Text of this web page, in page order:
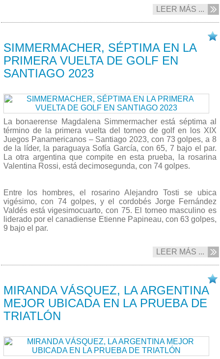
LEER MÁS ...
SIMMERMACHER, SÉPTIMA EN LA
PRIMERA VUELTA DE GOLF EN
SANTIAGO 2023
La bonaerense Magdalena Simmermacher está séptima al
término de la primera vuelta del torneo de golf en los XIX
Juegos Panamericanos – Santiago 2023, con 73 golpes, a 8
de la líder, la paraguaya Sofía García, con 65, 7 bajo el par.
La otra argentina que compite en esta prueba, la rosarina
Valentina Rossi, está decimosegunda, con 74 golpes.
Entre los hombres, el rosarino Alejandro Tosti se ubica
vigésimo, con 74 golpes, y el cordobés Jorge Fernández
Valdés está vigesimocuarto, con 75. El torneo masculino es
liderado por el canadiense Etienne Papineau, con 63 golpes,
9 bajo el par.
LEER MÁS ...
MIRANDA VÁSQUEZ, LA ARGENTINA
MEJOR UBICADA EN LA PRUEBA DE
TRIATLÓN